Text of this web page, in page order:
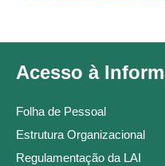
Acesso à
Folha de Pessoal
Estrutura Organizacional
Regulamentação da LAI